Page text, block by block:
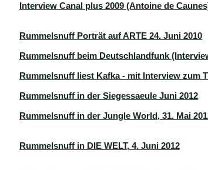
Interview Canal plus 2009 (Antoine de
Rummelsnuff Porträt auf ARTE 24. Juni 2010
Rummelsnuff beim Deutschlandfunk
Rummelsnuff liest Kafka - mit Interview zum
Rummelsnuff in der Siegessaeule Juni 2012
Rummelsnuff in der Jungle World, 31. Mai
Rummelsnuff in DIE WELT, 4. Juni 2012